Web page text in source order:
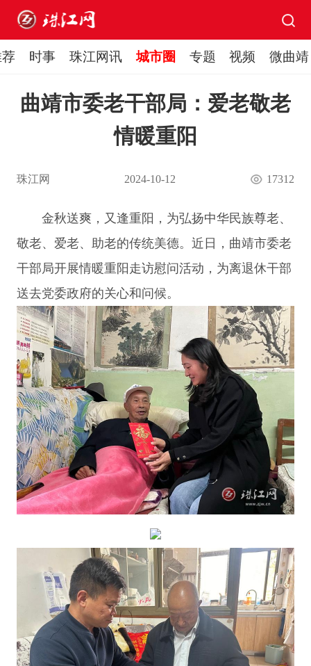
时事 珠江网讯 城市圈 专题 视频 微曲靖
曲靖市委老干部局：爱老敬老
情暖重阳
珠江网 2024-10-12 17312
金秋送爽，又逢重阳，为弘扬中华民族尊老、
敬老、爱老、助老的传统美德。近日，曲靖市委老
干部局开展情暖重阳走访慰问活动，为离退休干部
送去党委政府的关心和问候。